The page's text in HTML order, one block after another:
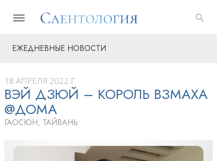
ЕЖЕДНЕВНЫЕ НОВОСТИ
18 АПРЕЛЯ 2022 Г.
ВЭЙ ДЗЮЙ – КОРОЛЬ ВЗМАХА
@ДОМА
ГАОСЮН, ТАЙВАНЬ